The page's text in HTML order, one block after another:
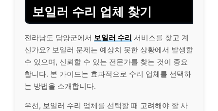
보일러 수리 업체 찾기
전라남도 담양군에서 보일러 수리 서비스를 찾고 계
신가요? 보일러 문제는 예상치 못한 상황에서 발생할
수 있으며, 신뢰할 수 있는 전문가를 찾는 것이 중요
합니다. 본 가이드는 효과적으로 수리 업체를 선택하
는 방법을 소개합니다.
우선, 보일러 수리 업체를 선택할 때 고려해야 할 사